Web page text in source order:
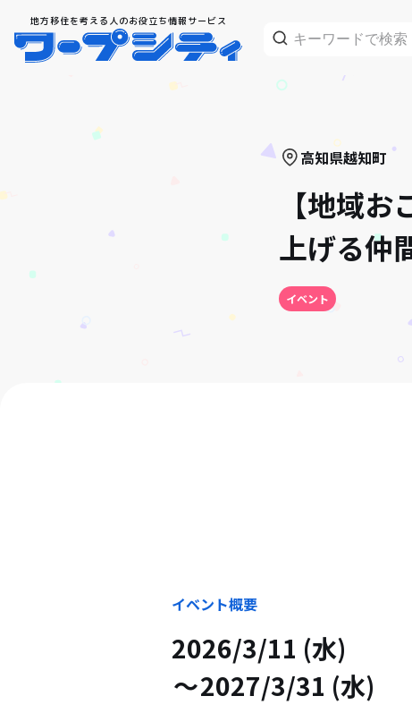
地方移住を考える人のお役立ち情報サービス
高知県越知町
【地域
上げる仲
イベント
イベント概要
2026/3/11 (水)
2027/3/31 (水)